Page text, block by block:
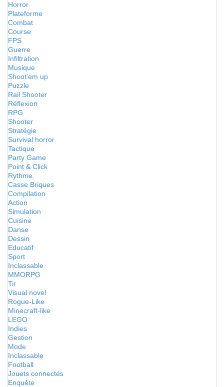
Horror
Plateforme
Combat
Course
FPS
Guerre
Infiltration
Musique
Shoot'em up
Puzzle
Rail Shooter
Réflexion
RPG
Shooter
Stratégie
Survival horror
Tactique
Party Game
Point & Click
Rythme
Casse Briques
Compilation
Action
Simulation
Cuisine
Danse
Dessin
Educatif
Sport
Inclassable
MMORPG
Tir
Visual novel
Rogue-Like
Minecraft-like
LEGO
Indies
Gestion
Mode
Inclassable
Football
Jouets connectés
Enquête